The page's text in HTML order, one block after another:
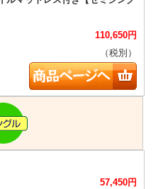
110,650円
（税別）
57,450円